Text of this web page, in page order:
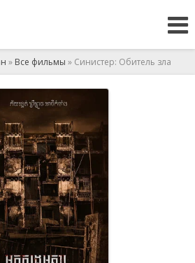
» Все фильмы » Синистер: Обитель зла